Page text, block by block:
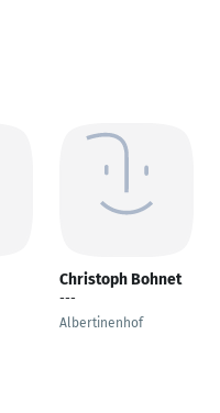
Christoph Bohnet
---
Albertinenhof